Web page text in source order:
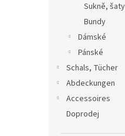
Sukně,
Bundy
Dámské
Pánské
Schals, Tücher
Abdeckungen
Accessoires
Doprodej